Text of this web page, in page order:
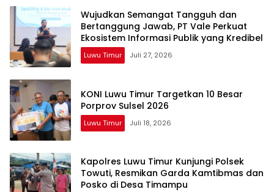
Wujudkan Semangat Tangguh dan
Bertanggung Jawab, PT Vale Perkuat
Ekosistem Informasi Publik yang Kredibel
Luwu Timur Juli 27, 2026
KONI Luwu Timur Targetkan 10 Besar
Porprov Sulsel 2026
Luwu Timur Juli 18, 2026
Kapolres Luwu Timur Kunjungi Polsek
Towuti, Resmikan Garda Kamtibmas dan
Posko di Desa Timampu